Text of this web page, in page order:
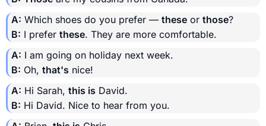
A: Which shoes do you prefer — these or those?
B: I prefer these. They are more comfortable.
A: I am going on holiday next week.
B: Oh, that's nice!
A: Hi Sarah, this is David.
B: Hi David. Nice to hear from you.